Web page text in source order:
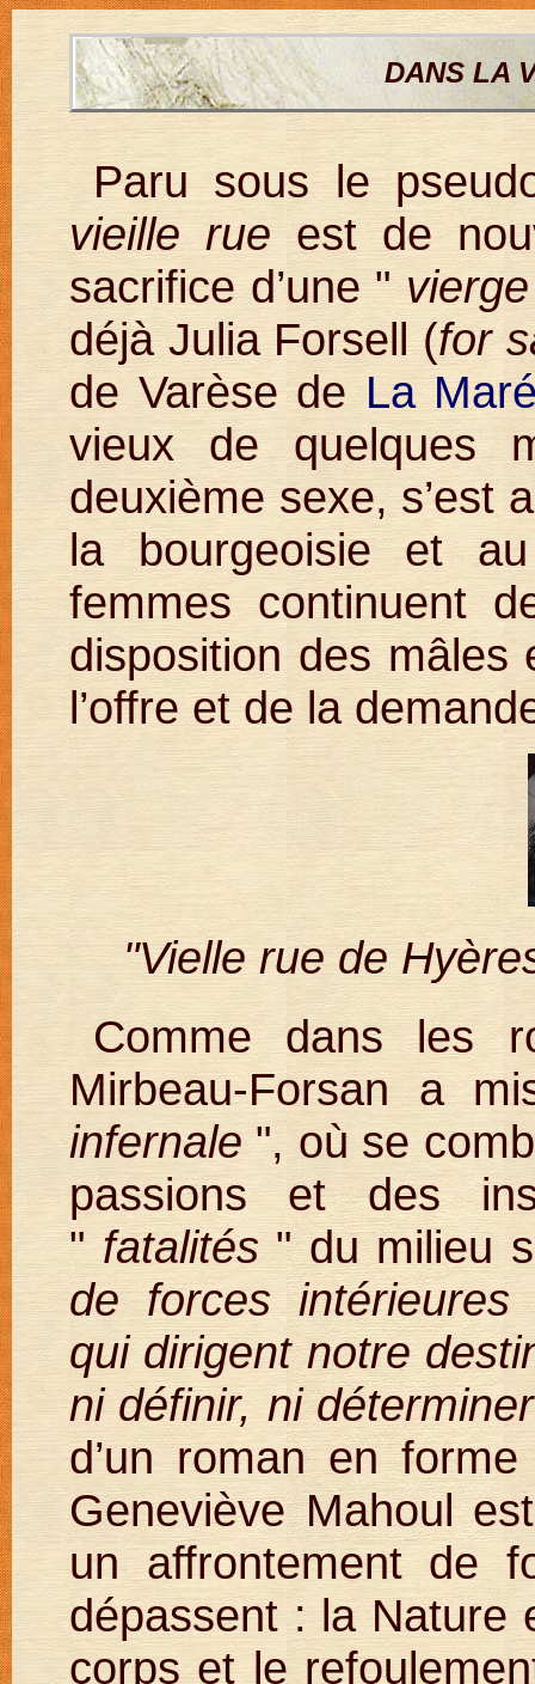
DANS LA
Paru sous le
vieille rue est de
sacrifice d’une "
déjà Julia Forsell (for
de Varèse de La
vieux de quelques
deuxième sexe, s’est
la bourgeoisie et
femmes continuent
disposition des mâles
l’offre et de la
"Vielle rue de
Comme dans les
Mirbeau-Forsan a
infernale ", où se
passions et des
" fatalités" du milieu
de forces intérieures
qui dirigent notre
ni définir, ni déterminer
d’un roman en
Geneviève Mahoul
un affrontement de
dépassent : la Nature
corps et le